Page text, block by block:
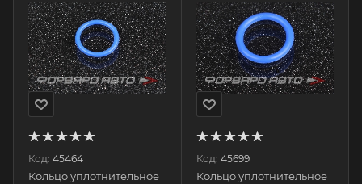
Код: 45464
Кольцо уплотнительное
Код: 45699
Кольцо уплотнительное